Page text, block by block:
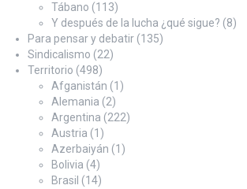
Tábano (113)
Y después de la lucha ¿qué sigue? (8)
Para pensar y debatir (135)
Sindicalismo (22)
Territorio (498)
Afganistán (1)
Alemania (2)
Argentina (222)
Austria (1)
Azerbaiyán (1)
Bolivia (4)
Brasil (14)